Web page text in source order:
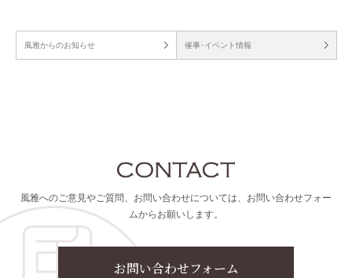
風雅からのお知らせ 催事･イベント情報
風雅へのご意見やご質問、お問い合わせについては、お問い合わせフォー
ムからお願いします。
お問い合わせフォーム